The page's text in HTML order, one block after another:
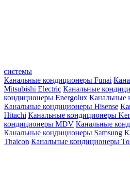
системы
Канальные кондиционеры Funai
Mitsubishi Electric Канальные
кондиционеры Energolux Канальные
Канальные кондиционеры Hisense
Hitachi Канальные кондиционеры
кондиционеры MDV Канальные
Канальные кондиционеры Samsung
Thaicon Канальные кондиционеры